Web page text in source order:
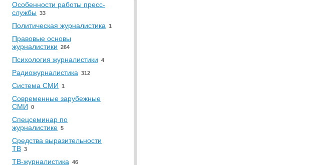
Особенности работы пресс-
службы 33
Политическая журналистика 1
Правовые основы
журналистики 264
Психология журналистики 4
Радиожурналистика 312
Система СМИ 1
Современные зарубежные
СМИ 0
Спецсеминар по
журналистике 5
Средства выразительности
ТВ 3
ТВ-журналистика 46